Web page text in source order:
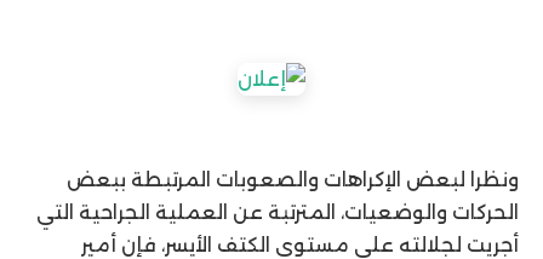
ونظرا لبعض الإكراهات والصعوبات المرتبطة ببعض
الحركات والوضعيات، المترتبة عن العملية الجراحية التي
أجريت لجلالته على مستوى الكتف الأيسر، فإن أمير